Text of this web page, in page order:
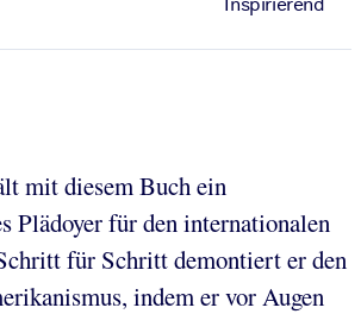
mit diesem Buch ein
Plädoyer für den internationalen
für Schritt demontiert er den
indem er vor Augen